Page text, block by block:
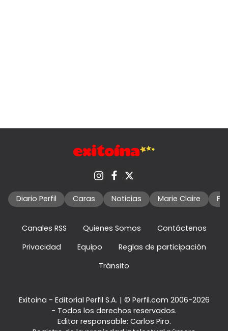
Diario Perfil Caras Noticias Marie Claire
Canales RSS Quienes Somos
Contáctenos
Privacidad
Equipo
Reglas de participación
Tránsito
Exitoina - Editorial Perfil S.A. | © Perfil.com 2006-2026
- Todos los derechos reservados.
Editor responsable: Carlos Piro.